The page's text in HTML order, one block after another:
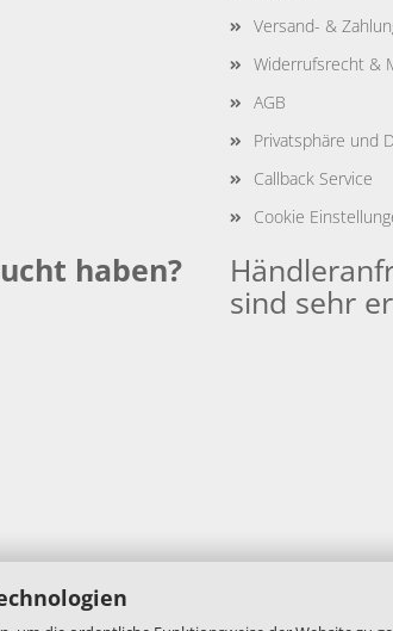
Versand- &
Widerrufsrecht &
AGB
Privatsphäre und
Callback Service
Cookie
haben?
sind sehr